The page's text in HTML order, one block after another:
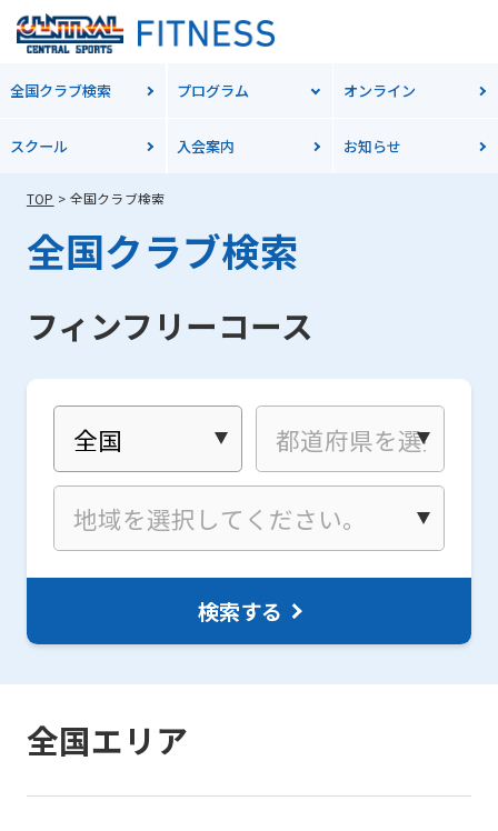
全国クラブ検索 プログラム オンライン
スクール 入会案内 お知らせ
TOP 全国クラブ検索
全国クラブ検索
フィンフリーコース
検索する
全国エリア